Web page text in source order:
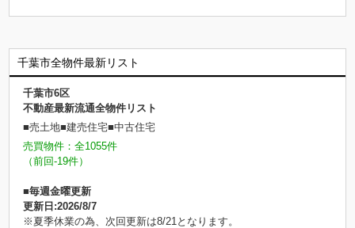
千葉市全物件最新リスト
千葉市6区
不動産最新流通全物件リスト
■売土地■建売住宅■中古住宅
売買物件：全1055件
（前回-19件）
■毎週金曜更新
更新日:2026/8/7
※夏季休業の為、次回更新は8/21となります。